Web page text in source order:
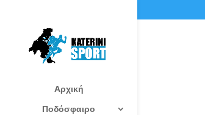
Αρχική
Ποδόσφαιρο